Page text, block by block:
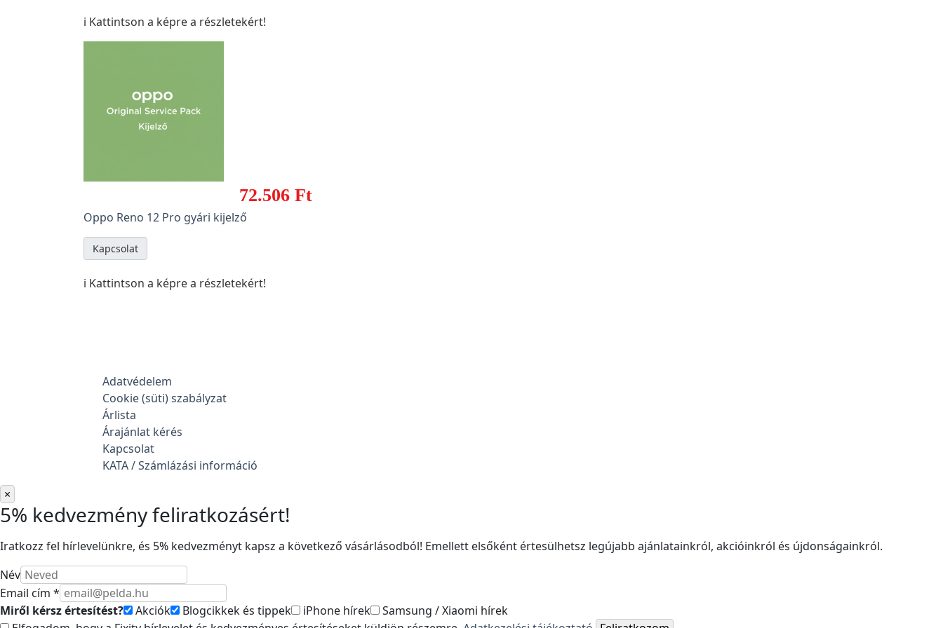
ℹ️ Kattintson a képre a részletekért!
72.506 Ft
Oppo Reno 12 Pro gyári kijelző
Kapcsolat
ℹ️ Kattintson a képre a részletekért!
Adatvédelem
Cookie (süti) szabályzat
Árlista
Árajánlat kérés
Kapcsolat
KATA / Számlázási információ
×
5% kedvezmény feliratkozásért!
Iratkozz fel hírlevelünkre, és 5% kedvezményt kapsz a következő vásárlásodból! Emellett elsőként értesülhetsz legújabb ajánlatainkról, akcióinkról és újdonságainkról.
Név
Email cím *
Miről kérsz értesítést?
Akciók Blogcikkek és tippek iPhone hírek
Samsung / Xiaomi hírek